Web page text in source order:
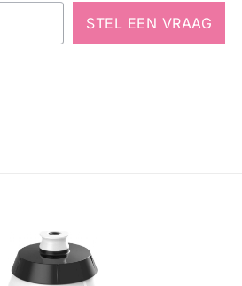
STEL EEN VRAAG